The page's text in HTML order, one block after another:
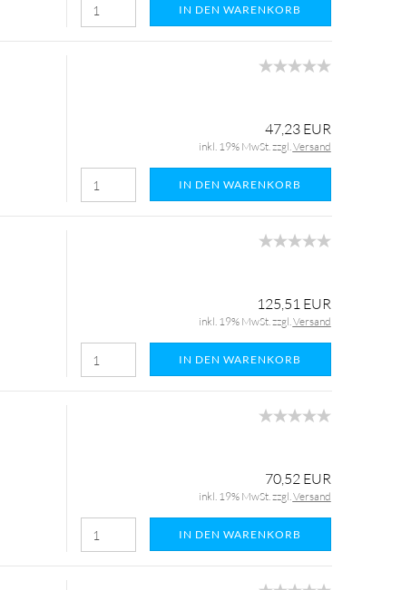
IN DEN WARENKORB
47,23 EUR
inkl. 19% MwSt. zzgl.Versand
IN DEN WARENKORB
125,51 EUR
inkl. 19% MwSt. zzgl.Versand
IN DEN WARENKORB
70,52 EUR
inkl. 19% MwSt. zzgl.Versand
IN DEN WARENKORB